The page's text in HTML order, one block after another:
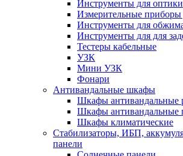
Инструменты для оптики
Измерительные приборы
Инструменты для
Инструменты для для
Тестеры кабельные
УЗК
Мини УЗК
Фонари
Антивандальные шкафы
Шкафы антивандальные
Шкафы антивандальные
Шкафы климатические
Стабилизаторы, ИБП,
панели